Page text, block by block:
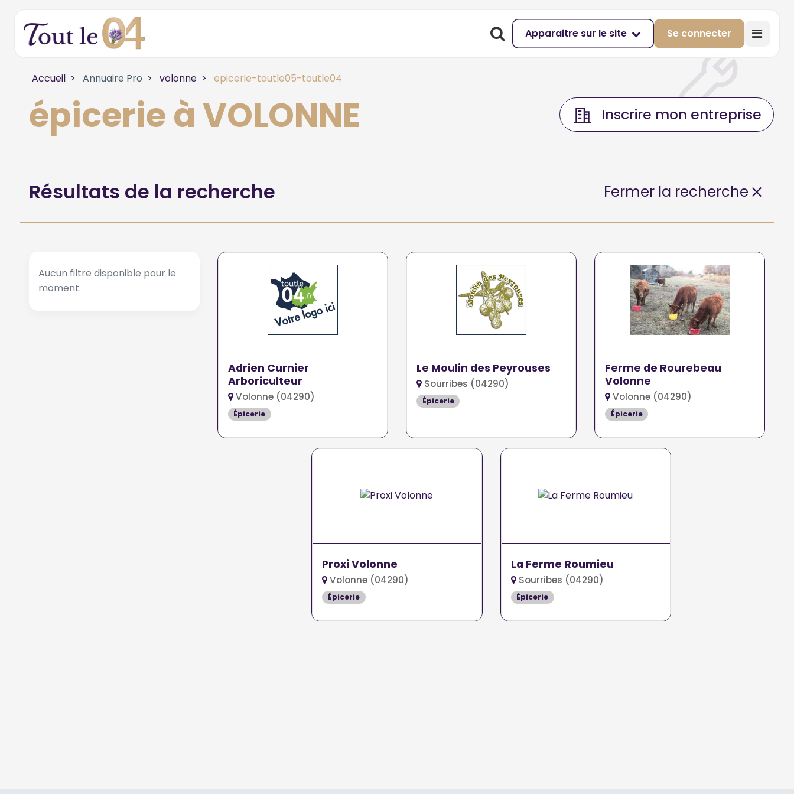
Apparaitre sur le site Se connecter
Accueil Annuaire Pro volonne epicerie-toutle05-toutle04
épicerie à VOLONNE Inscrire mon entreprise
Résultats de la recherche Fermer la recherche
Aucun filtre disponible pour le
moment.
Adrien Curnier
Arboriculteur
Volonne (04290)
Épicerie
Le Moulin des Peyrouses
Sourribes (04290)
Épicerie
Ferme de Rourebeau
Volonne
Volonne (04290)
Épicerie
Proxi Volonne
Volonne (04290)
Épicerie
La Ferme Roumieu
Sourribes (04290)
Épicerie